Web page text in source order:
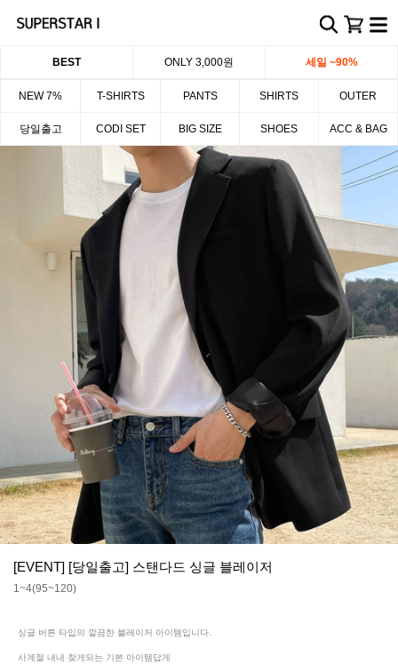
BEST ONLY 3,000원 세일 ~90%
NEW 7% T-SHIRTS PANTS SHIRTS OUTER
당일출고 CODI SET BIG SIZE SHOES ACC & BAG
[EVENT] [당일출고] 스탠다드 싱글 블레이저
1~4(95~120)
싱글 버튼 타입의 깔끔한 블레이저 아이템입니다.
사계절 내내 찾게되는 기본 아이템답게